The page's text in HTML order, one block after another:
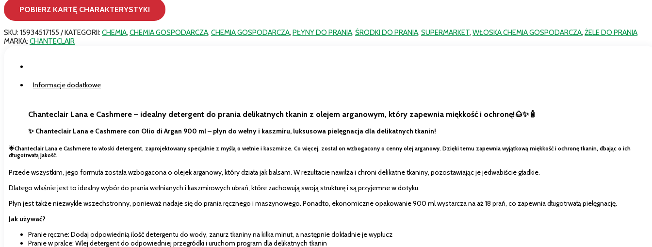
Kaszmiru
900ml
Olejkiem
Arganowym
POBIERZ KARTĘ CHARAKTERYSTYKI
SKU: 15934517155 KATEGORII: CHEMIA, CHEMIA GOSPODARCZA, CHEMIA GOSPODARCZA, PŁYNY DO PRANIA, ŚRODKI DO PRANIA, SUPERMARKET, WŁOSKA CHEMIA GOSPODARCZA, ŻELE DO PRANIA
MARKA:CHANTECLAIR
Informacje dodatkowe
Chanteclair Lana e Cashmere – idealny detergent do prania delikatnych tkanin z olejem arganowym, który zapewnia miękkość i ochronę!🌰✨🧴
✨ Chanteclair Lana e Cashmere con Olio di Argan 900 ml – płyn do wełny i kaszmiru, luksusowa pielęgnacja dla delikatnych tkanin!
🌟Chanteclair Lana e Cashmere to włoski detergent, zaprojektowany specjalnie z myślą o wełnie i kaszmirze. Co więcej, został on wzbogacony o cenny olej arganowy. Dzięki temu zapewnia wyjątkową miękkość i ochronę tkanin, dbając o ich
długotrwałą jakość.
Przede wszystkim, jego formuła została wzbogacona o olejek arganowy, który działa jak balsam. W rezultacie nawilża i chroni delikatne tkaniny, pozostawiając je jedwabiście gładkie.
Dlatego właśnie jest to idealny wybór do prania wełnianych i kaszmirowych ubrań, które zachowują swoją strukturę i są przyjemne w dotyku.
Płyn jest także niezwykle wszechstronny, ponieważ nadaje się do prania ręcznego i maszynowego. Ponadto, ekonomiczne opakowanie 900 ml wystarcza na aż 18 prań, co zapewnia długotrwałą pielęgnację.
Jak używać?
Pranie ręczne: Dodaj odpowiednią ilość detergentu do wody, zanurz tkaniny na kilka minut, a następnie dokładnie je wypłucz
Pranie w pralce: Wlej detergent do odpowiedniej przegródki i uruchom program dla delikatnych tkanin